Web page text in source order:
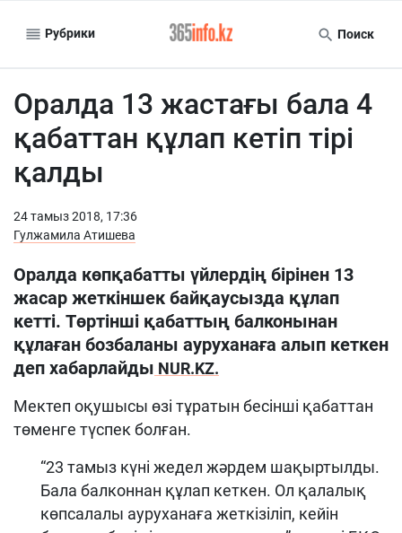
Рубрики Поиск
Оралда 13 жастағы бала 4
қабаттан құлап кетіп тірі
қалды
24 тамыз 2018, 17:36
Гулжамила Атишева
Оралда көпқабатты үйлердің бірінен 13
жасар жеткіншек байқаусызда құлап
кетті. Төртінші қабаттың балконынан
құлаған бозбаланы ауруханаға алып кеткен
деп хабарлайды NUR.KZ.
Мектеп оқушысы өзі тұратын бесінші қабаттан
төменге түспек болған.
“23 тамыз күні жедел жәрдем шақыртылды.
Бала балконнан құлап кеткен. Ол қалалық
көпсалалы ауруханаға жеткізіліп, кейін